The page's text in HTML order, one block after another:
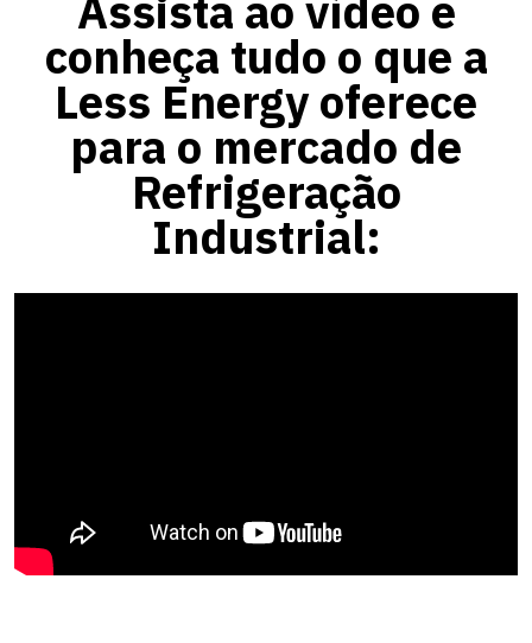
conheça tudo o que a
Less Energy oferece
para o mercado de
Refrigeração
Industrial: